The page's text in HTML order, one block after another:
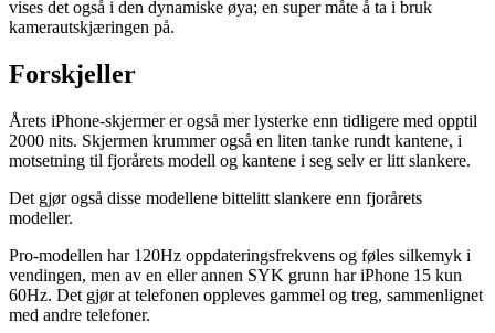
vises det også i den dynamiske øya; en super måte å ta i bruk
kamerautskjæringen på.
Forskjeller
Årets iPhone-skjermer er også mer lysterke enn tidligere med opptil
2000 nits. Skjermen krummer også en liten tanke rundt kantene, i
motsetning til fjorårets modell og kantene i seg selv er litt slankere.
Det gjør også disse modellene bittelitt slankere enn fjorårets
modeller.
Pro-modellen har 120Hz oppdateringsfrekvens og føles silkemyk i
vendingen, men av en eller annen SYK grunn har iPhone 15 kun
60Hz. Det gjør at telefonen oppleves gammel og treg, sammenlignet
med andre telefoner.